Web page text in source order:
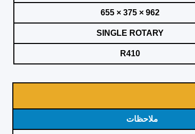
962 × 375 × 655
SINGLE ROTARY
R410
ملاحظات